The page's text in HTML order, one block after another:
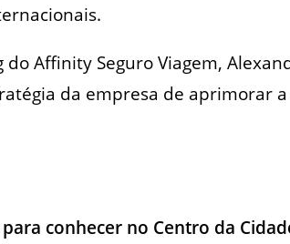
Affinity Seguro Viagem,
da empresa de aprimorar
conhecer no Centro da